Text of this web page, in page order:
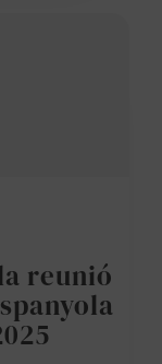
reunió